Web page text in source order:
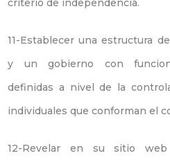
criterio de independencia.
11-Establecer una estructura
y un gobierno con
definidas a nivel de la
individuales que conforman el
12-Revelar en su sitio